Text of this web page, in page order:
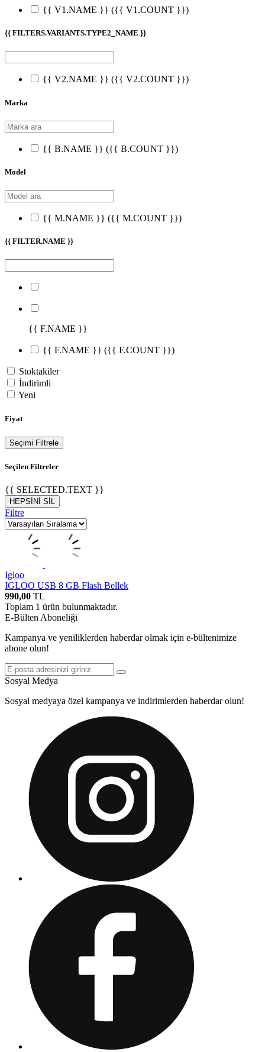
{{ V1.NAME }} ({{ V1.COUNT }})
{{ FILTERS.VARIANTS.TYPE2_NAME }}
{{ V2.NAME }} ({{ V2.COUNT }})
Marka
{{ B.NAME }} ({{ B.COUNT }})
Model
{{ M.NAME }} ({{ M.COUNT }})
{{ FILTER.NAME }}
{{ F.NAME }}
{{ F.NAME }} ({{ F.COUNT }})
Stoktakiler
İndirimli
Yeni
Fiyat
Seçimi Filtrele
Seçilen Filtreler
{{ SELECTED.TEXT }}
HEPSİNİ SİL
Filtre
Igloo
IGLOO USB 8 GB Flash Bellek
990,00 TL
Toplam 1 ürün bulunmaktadır.
E-Bülten Aboneliği
Kampanya ve yeniliklerden haberdar olmak için e-bültenimize
abone olun!
Sosyal Medya
Sosyal medyaya özel kampanya ve indirimlerden haberdar olun!